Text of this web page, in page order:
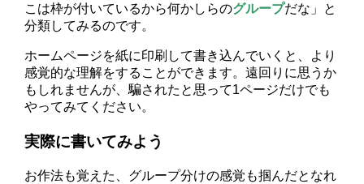
こは枠が付いているから何かしらのグループだな」と
分類してみるのです。
ホームページを紙に印刷して書き込んでいくと、より
感覚的な理解をすることができます。遠回りに思うか
もしれませんが、騙されたと思って1ページだけでも
やってみてください。
実際に書いてみよう
お作法も覚えた、グループ分けの感覚も掴んだとなれ